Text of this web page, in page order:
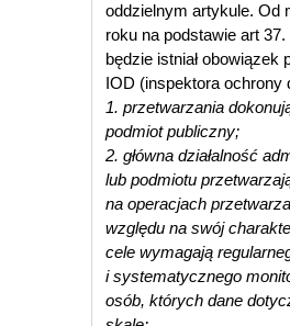
oddzielnym artykule.Od
roku na podstawie art 37.
będzie istniał obowiązek
IOD (inspektora ochrony
1. przetwarzania
podmiot publiczny;
2. główna działalność
lub podmiotu
na operacjach
względu na swój
cele wymagają
i systematycznego
osób, których dane